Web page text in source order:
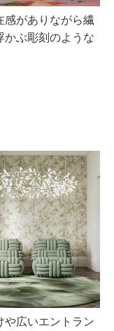
感がありながら繊
かぶ彫刻のような
や広いエントラン